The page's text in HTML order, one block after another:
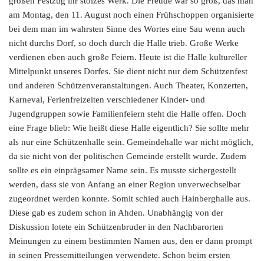
am Montag, den 11. August noch einen Frühschoppen organisierte
bei dem man im wahrsten Sinne des Wortes eine Sau wenn auch
nicht durchs Dorf, so doch durch die Halle trieb. Große Werke
verdienen eben auch große Feiern. Heute ist die Halle kultureller
Mittelpunkt unseres Dorfes. Sie dient nicht nur dem Schützenfest
und anderen Schützenveranstaltungen. Auch Theater, Konzerten,
Karneval, Ferienfreizeiten verschiedener Kinder- und
Jugendgruppen sowie Familienfeiern steht die Halle offen. Doch
eine Frage blieb: Wie heißt diese Halle eigentlich? Sie sollte mehr
als nur eine Schützenhalle sein. Gemeindehalle war nicht möglich,
da sie nicht von der politischen Gemeinde erstellt wurde. Zudem
sollte es ein einprägsamer Name sein. Es musste sichergestellt
werden, dass sie von Anfang an einer Region unverwechselbar
zugeordnet werden konnte. Somit schied auch Hainberghalle aus.
Diese gab es zudem schon in Ahden. Unabhängig von der
Diskussion lotete ein Schützenbruder in den Nachbarorten
Meinungen zu einem bestimmten Namen aus, den er dann prompt
in seinen Pressemitteilungen verwendete. Schon beim ersten